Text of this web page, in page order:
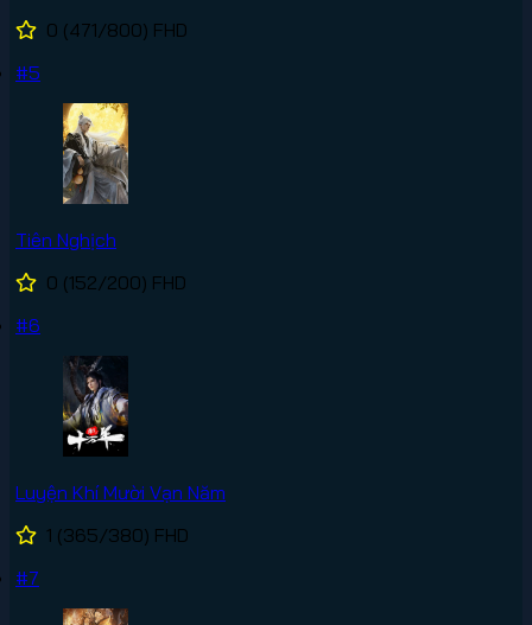
0 (471/800) FHD
#5
Tiên Nghịch
0 (152/200) FHD
#6
Luyện Khí Mười Vạn Năm
1 (365/380) FHD
#7